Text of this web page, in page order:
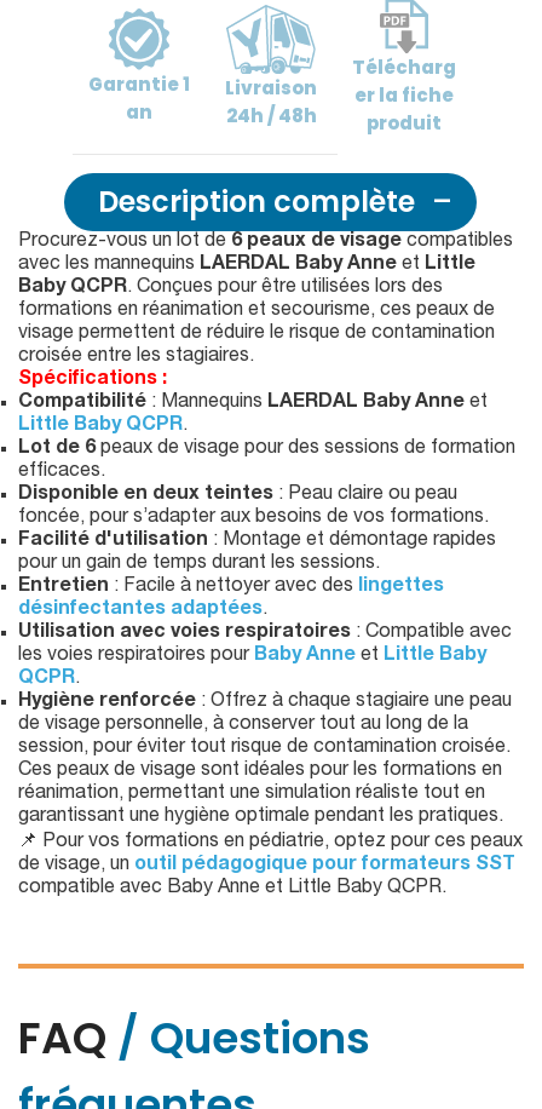
Garantie1
an
Livraison
24h / 48h
Télécharg
erla fiche
produit
Description complète
Procurez-vous un lot de 6 peaux de visage compatibles
avec les mannequins LAERDAL Baby Anne et Little
Baby QCPR. Conçues pour être utilisées lors des
formations en réanimation et secourisme, ces peaux de
visage permettent de réduire le risque de contamination
croisée entre les stagiaires.
Spécifications :
Compatibilité : Mannequins LAERDAL Baby Anne et
Little Baby QCPR.
Lot de 6peaux de visage pour des sessions de formation
efficaces.
Disponible en deux teintes : Peau claire ou peau
foncée, pour s’adapter aux besoins de vos formations.
Facilité d'utilisation : Montage et démontage rapides
pour un gain de temps durant les sessions.
Entretien : Facile à nettoyer avec des lingettes
désinfectantes adaptées.
Utilisation avec voies respiratoires : Compatible avec
les voies respiratoires pour Baby Anne et Little Baby
QCPR.
Hygiène renforcée : Offrez à chaque stagiaire une peau
de visage personnelle, à conserver tout au long de la
session, pour éviter tout risque de contamination croisée.
Ces peaux de visage sont idéales pour les formations en
réanimation, permettant une simulation réaliste tout en
garantissant une hygiène optimale pendant les pratiques.
📌 Pour vos formations en pédiatrie, optez pour ces peaux
de visage, un outil pédagogique pour formateurs SST
compatible avec Baby Anne et Little Baby QCPR.
FAQ / Questions